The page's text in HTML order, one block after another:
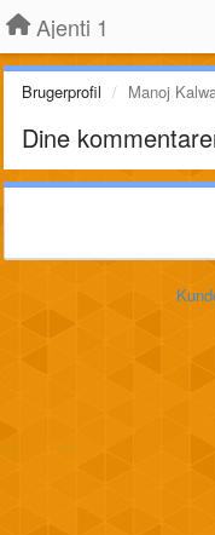
Ajenti 1
Brugerprofil Manoj
Dine